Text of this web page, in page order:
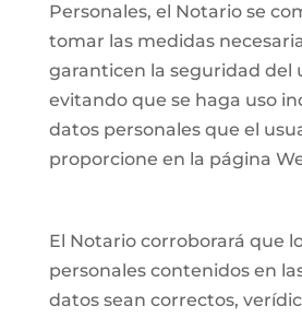
Personales, el Notario se
tomar las medidas
garanticen la seguridad del
evitando que se haga uso
datos personales que el
proporcione en la página
El Notario corroborará que
personales contenidos en
datos sean correctos,